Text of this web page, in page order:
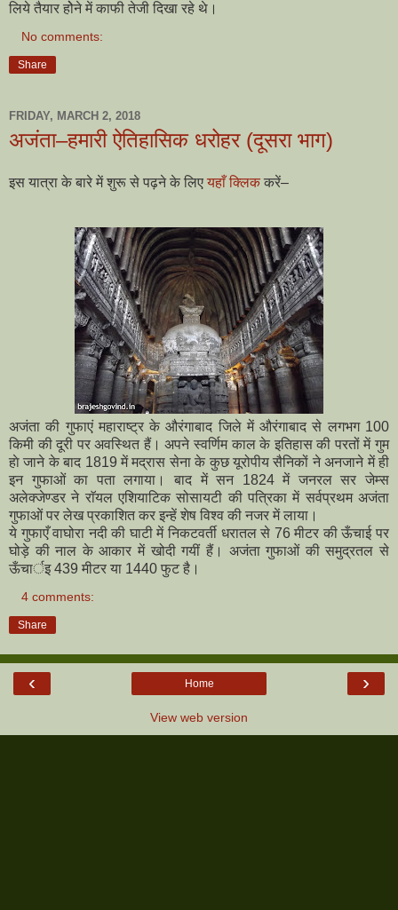
लिये तैयार होेने में काफी तेजी दिखा रहे थे।
No comments:
Share
FRIDAY, MARCH 2, 2018
अजंता–हमारी ऐतिहासिक धरोहर (दूसरा भाग)
इस यात्रा के बारे में शुरू से पढ़ने के लिए यहाँ क्लिक करें–
अजंता की गुफाएं महाराष्ट्र के औरंगाबाद जिले में औरंगाबाद से लगभग 100
किमी की दूरी पर अवस्थित हैं। अपने स्वर्णिम काल के इतिहास की परतों में गुम
हाे जाने के बाद 1819 में मद्रास सेना के कुछ यूरोपीय सैनिकों ने अनजाने में ही
इन गुफाओं का पता लगाया। बाद में सन 1824 में जनरल सर जेम्स
अलेक्जेण्डर ने राॅयल एशियाटिक सोसायटी की पत्रिका में सर्वप्रथम अजंता
गुफाओं पर लेख प्रकाशित कर इन्हें शेष विश्व की नजर में लाया।
ये गुफाएँ वाघोरा नदी की घाटी में निकटवर्ती धरातल से 76 मीटर की ऊँचाई पर
घोड़े की नाल के आकार में खोदी गयीं हैं। अजंता गुफाओं की समुद्रतल से
ऊँचार्इ 439 मीटर या 1440 फुट है।
4 comments:
Share
‹ ›
Home
View web version